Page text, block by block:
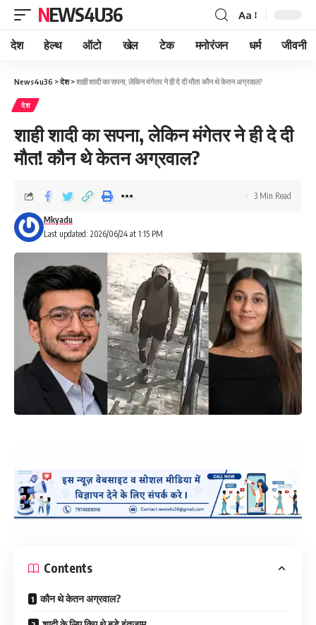
NEWS4U36 Aa
देश हेल्थ ऑटो खेल टेक मनोरंजन धर्म जीवनी
News4u36 >देश>शाही शादी का सपना, लेकिन मंगेतर ने ही दे दी मौत! कौन थे केतन अग्रवाल?
देश
शाही शादी का सपना, लेकिन मंगेतर ने ही दे दी
मौत! कौन थे केतन अग्रवाल?
Last updated: 2026/06/24 at 1:15 PM
Mkyadu
3 Min Read
Contents
कौन थे केतन अग्रवाल?